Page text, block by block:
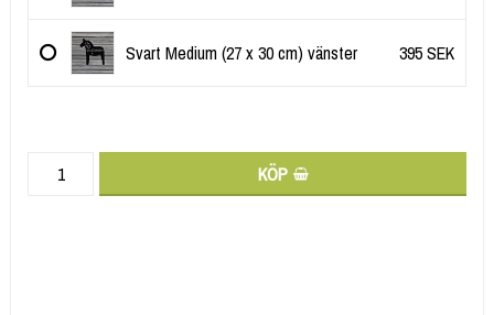
Svart Medium (27 x 30 cm) vänster 395 SEK
KÖP